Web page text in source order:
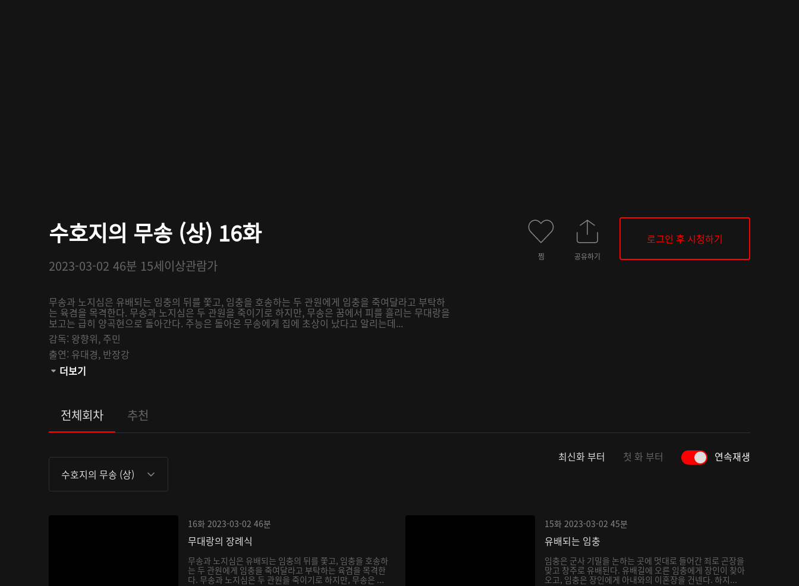
수호지의 무송 (상) 16화
2023-03-02 46분 15세이상관람가
무송과 노지심은 유배되는 임충의 뒤를 쫓고, 임충을 호송하는 두 관원에게 임충을 죽여달라고 부탁하
는 육겸을 목격한다. 무송과 노지심은 두 관원을 죽이기로 하지만, 무송은 꿈에서 피를 흘리는 무대랑을
보고는 급히 양곡현으로 돌아간다. 주능은 돌아온 무송에게 집에 초상이 났다고 알리는데...
감독: 왕향위, 주민
출연: 유대경, 반장강
관람등급:
더보기
찜 공유하기
로그인 후 시청하기
전체회차 추천
수호지의 무송 (상)
최신화 부터 첫 화 부터 연속재생
16화 2023-03-02 46분
무대랑의 장례식
무송과 노지심은 유배되는 임충의 뒤를 쫓고, 임충을 호송하
는 두 관원에게 임충을 죽여달라고 부탁하는 육겸을 목격한
다. 무송과 노지심은 두 관원을 죽이기로 하지만, 무송은 ...
15화 2023-03-02 45분
유배되는 임충
임충은 군사 기밀을 논하는 곳에 멋대로 들어간 죄로 곤장을
맞고 창주로 유배된다. 유배길에 오른 임충에게 장인이 찾아
오고, 임충은 장인에게 아내와의 이혼장을 건넨다. 하지...